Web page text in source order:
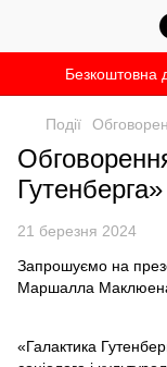
Безкоштовна
Події
21 березня 2024
Запрошуємо на
Маршалла
«Галактика